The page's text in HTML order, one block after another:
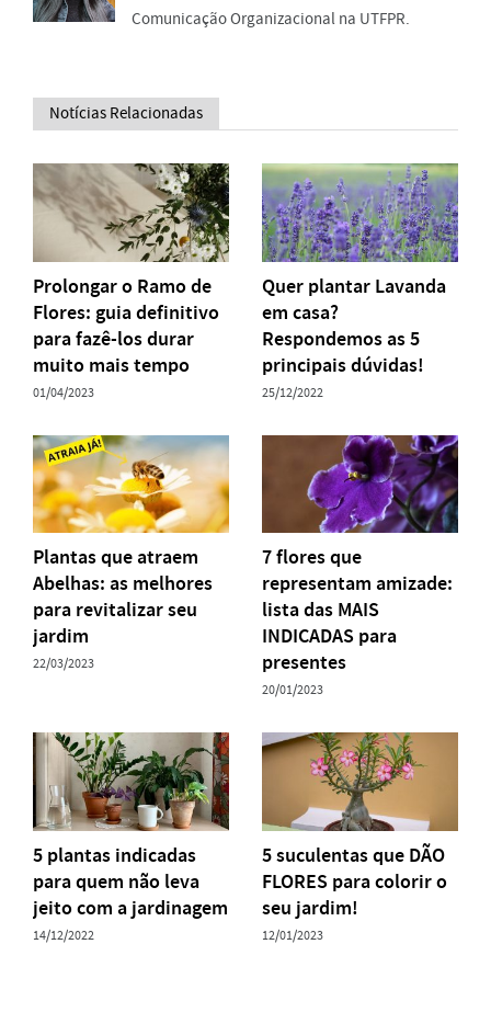
Comunicação Organizacional na UTFPR.
Notícias Relacionadas
Prolongar o Ramo de
Flores: guia definitivo
para fazê-los durar
muito mais tempo
01/04/2023
Quer plantar Lavanda
em casa?
Respondemos as 5
principais dúvidas!
25/12/2022
Plantas que atraem
Abelhas: as melhores
para revitalizar seu
jardim
22/03/2023
7 flores que
representam amizade:
lista das MAIS
INDICADAS para
presentes
20/01/2023
5 plantas indicadas
para quem não leva
jeito com a jardinagem
14/12/2022
5 suculentas que DÃO
FLORES para colorir o
seu jardim!
12/01/2023